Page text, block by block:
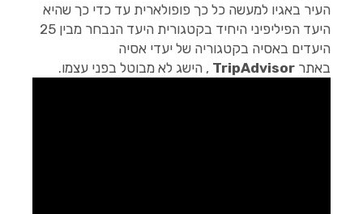
העיר באגיו למעשה כל כך פופולארית עד כדי כך שהיא
היעד הפיליפיני היחיד בקטגורית היעד הנבחר מבין 25
היעדים באסיה בקטגוריה של יעדי אסיה
באתר TripAdvisor , הישג לא מבוטל בפני עצמו.